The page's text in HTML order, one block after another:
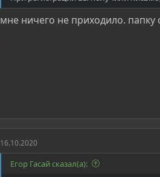
мне ничего не приходило. папку
16.10.2020
Егор Гасай сказал(а):